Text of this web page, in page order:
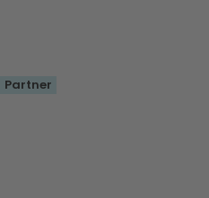
Partner